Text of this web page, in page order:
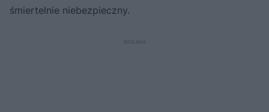
śmiertelnie niebezpieczny.